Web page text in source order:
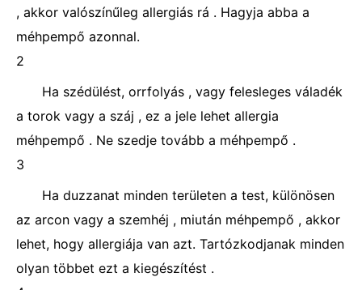
, akkor valószínűleg allergiás rá . Hagyja abba a
méhpempő azonnal.
2
Ha szédülést, orrfolyás , vagy felesleges váladék
a torok vagy a száj , ez a jele lehet allergia
méhpempő . Ne szedje tovább a méhpempő .
3
Ha duzzanat minden területen a test, különösen
az arcon vagy a szemhéj , miután méhpempő , akkor
lehet, hogy allergiája van azt. Tartózkodjanak minden
olyan többet ezt a kiegészítést .